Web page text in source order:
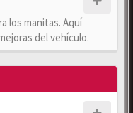
los manitas. Aquí
del vehículo.